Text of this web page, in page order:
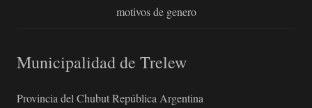
motivos de genero
Municipalidad de Trelew
Provincia del Chubut República Argentina